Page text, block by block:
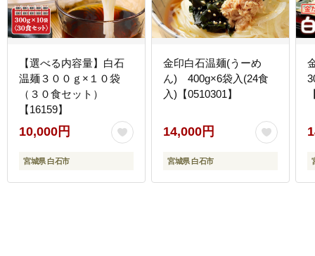
【選べる内容量】白石
温麺３００ｇ×１０袋
（３０食セット）
【16159】
10,000円
宮城県 白石市
金印白石温麺(うーめ
ん) 400g×6袋入(24食
入)【0510301】
14,000円
宮城県 白石市